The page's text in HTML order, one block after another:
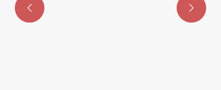
 